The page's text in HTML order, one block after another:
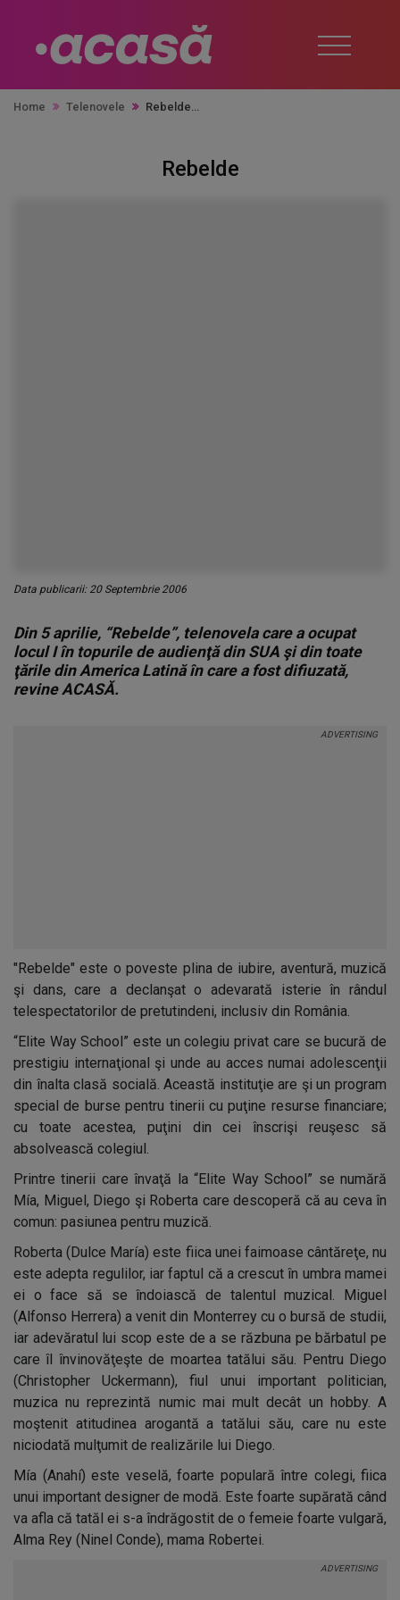
Home Telenovele Rebelde
Rebelde
Data publicarii: 20 Septembrie 2006
Din 5 aprilie, “Rebelde”, telenovela care a ocupat
locul I în topurile de audienţă din SUA şi din toate
ţările din America Latină în care a fost difiuzată,
revine ACASĂ.
"Rebelde" este o poveste plina de iubire, aventură, muzică
şi dans, care a declanşat o adevarată isterie în rândul
telespectatorilor de pretutindeni, inclusiv din România.
“Elite Way School” este un colegiu privat care se bucură de
prestigiu internaţional şi unde au acces numai adolescenţii
din înalta clasă socială. Această instituţie are şi un program
special de burse pentru tinerii cu puţine resurse financiare;
cu toate acestea, puţini din cei înscrişi reuşesc să
absolvească colegiul.
Printre tinerii care învaţă la “Elite Way School” se numără
Mía, Miguel, Diego şi Roberta care descoperă că au ceva în
comun: pasiunea pentru muzică.
Roberta (Dulce María) este fiica unei faimoase cântăreţe, nu
este adepta regulilor, iar faptul că a crescut în umbra mamei
ei o face să se îndoiască de talentul muzical. Miguel
(Alfonso Herrera) a venit din Monterrey cu o bursă de studii,
iar adevăratul lui scop este de a se răzbuna pe bărbatul pe
care îl învinovăţeşte de moartea tatălui său. Pentru Diego
(Christopher Uckermann), fiul unui important politician,
muzica nu reprezintă numic mai mult decât un hobby. A
moştenit atitudinea arogantă a tatălui său, care nu este
niciodată mulţumit de realizările lui Diego.
Mía (Anahí) este veselă, foarte populară între colegi, fiica
unui important designer de modă. Este foarte supărată când
va afla că tatăl ei s-a îndrăgostit de o femeie foarte vulgară,
Alma Rey (Ninel Conde), mama Robertei.